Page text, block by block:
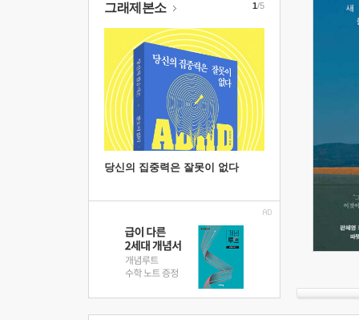
그래제본소
당신의 집중력은 잘못이 없다
1/5